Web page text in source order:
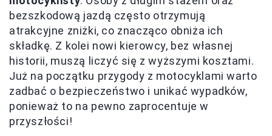
bezszkodową jazdą często otrzymują
atrakcyjne zniżki, co znacząco obniża ich
składkę. Z kolei nowi kierowcy, bez własnej
historii, muszą liczyć się z wyższymi kosztami.
Już na początku przygody z motocyklami warto
zadbać o bezpieczeństwo i unikać wypadków,
ponieważ to na pewno zaprocentuje w
przyszłości!